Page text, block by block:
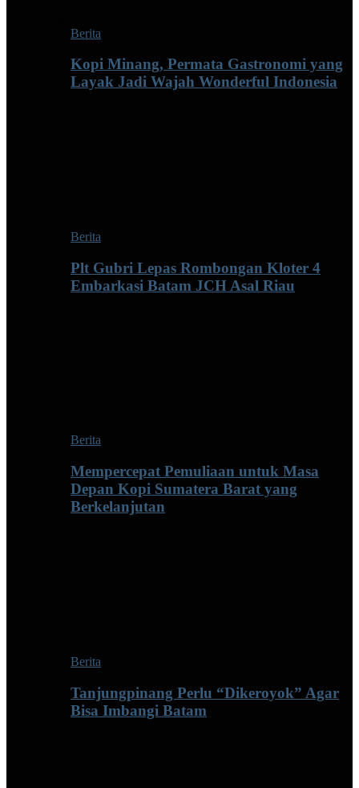
Berita
Kopi Minang, Permata Gastronomi yang
Layak Jadi Wajah Wonderful Indonesia
Berita
Plt Gubri Lepas Rombongan Kloter 4
Embarkasi Batam JCH Asal Riau
Berita
Mempercepat Pemuliaan untuk Masa
Depan Kopi Sumatera Barat yang
Berkelanjutan
Berita
Tanjungpinang Perlu “Dikeroyok” Agar
Bisa Imbangi Batam